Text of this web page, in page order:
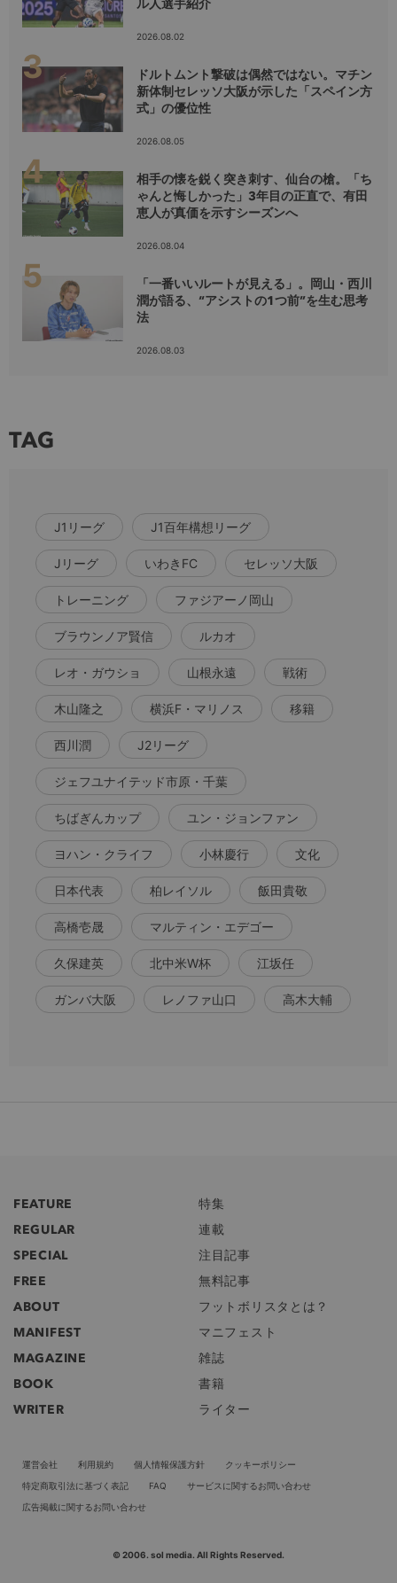
ル人選手紹介
2026.08.02
ドルトムント撃破は偶然ではない。マチン
新体制セレッソ大阪が示した「スペイン方
式」の優位性
2026.08.05
相手の懐を鋭く突き刺す、仙台の槍。「ち
ゃんと悔しかった」3年目の正直で、有田
恵人が真価を示すシーズンへ
2026.08.04
「一番いいルートが見える」。岡山・西川
潤が語る、“アシストの1つ前”を生む思考
法
2026.08.03
TAG
J1リーグ J1百年構想リーグ
Jリーグ いわきFC セレッソ大阪
トレーニング ファジアーノ岡山
ブラウンノア賢信 ルカオ
レオ・ガウショ 山根永遠 戦術
木山隆之 横浜F・マリノス 移籍
西川潤 J2リーグ
ジェフユナイテッド市原・千葉
ちばぎんカップ ユン・ジョンファン
ヨハン・クライフ 小林慶行 文化
日本代表 柏レイソル 飯田貴敬
高橋壱晟 マルティン・エデゴー
久保建英 北中米W杯 江坂任
ガンバ大阪 レノファ山口 高木大輔
FEATURE
特集
REGULAR
連載
SPECIAL
注目記事
FREE
無料記事
ABOUT
フットボリスタとは？
MANIFEST
マニフェスト
MAGAZINE
雑誌
BOOK
書籍
WRITER
ライター
運営会社 利用規約 個人情報保護方針
クッキーポリシー
特定商取引法に基づく表記
FAQ
サービスに関するお問い合わせ
広告掲載に関するお問い合わせ
© 2006. sol media. All Rights Reserved.